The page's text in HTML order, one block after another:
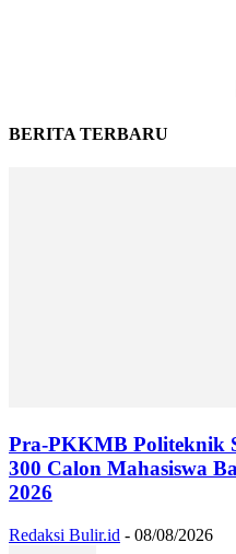
BERITA TERBARU
Pra-PKKMB Politeknik
300 Calon Mahasiswa
2026
Redaksi Bulir.id - 08/08/2026